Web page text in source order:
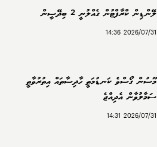
ލޭންޑިން ކްރާފްޓުން ގެއްލުނީ 2 ބިދޭސީން
2026/07/31 14:36
މޫސުން ގޯސްވެ ކަނޑުމަތީ ހާދިސާތައް އިތުރުވާތީ
ސަމާލުވާން އެދިއްޖެ
2026/07/31 14:31